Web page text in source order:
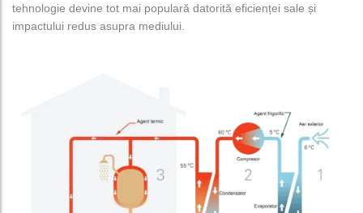
tehnologie devine tot mai populară datorită eficienței sale și
impactului redus asupra mediului.